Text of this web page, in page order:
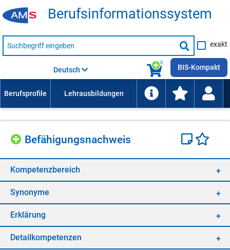
Be­rufs­in­for­ma­ti­ons­sys­tem
Suche
nach
Suche
starten
exakt
0
Deutsch BIS-Kompakt
Be­fä­hi­gungs­nach­weis
Kom­pe­tenz­be­reich
Syn­ony­me
Er­klä­rung
De­tail­kom­pe­ten­zen